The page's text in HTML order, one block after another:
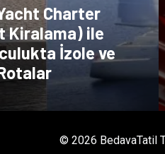
Charter
Kiralama) ile
İzole ve
© 2026 BedavaTatil